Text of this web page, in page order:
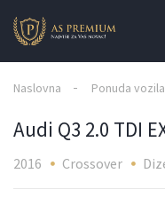
Naslovna Ponuda vozila
Audi Q3 2.0 TDI
2016 Crossover